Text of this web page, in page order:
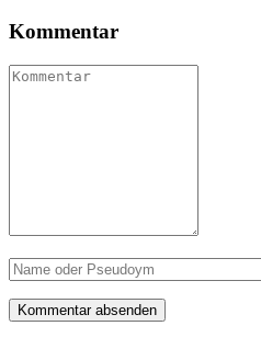
Kommentar